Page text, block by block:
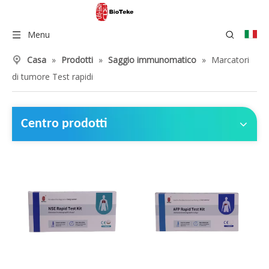
Menu
Casa » Prodotti » Saggio immunomatico » Marcatori
di tumore Test rapidi
Centro prodotti